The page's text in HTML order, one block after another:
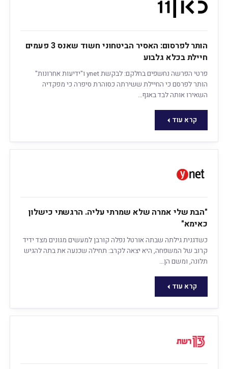
הותר לפרסום: האסיר הביטחוני חשוד שאנס 3 פעמים
חיילת בכלא גלבוע
פרטי הפרשה נחשפים בחלקם: לבקשת ynet ו"ידיעות אחרונות"
הותר לפרסם כי החיילת ששירתה כסוהרת סיפרה כי מפקדיה
השאירו אותה לבד באגף…
קרא עוד
"הבת שלי אמרה שלא שמרתי עליה. הרגשתי כישלון
כאימא"
כשדגנית גילתה שבתה אורטל נפלה קורבן למעשים מגונים מצד ידיד
קרוב של המשפחה, היא יצאה לקרב: תחילה שכנעה את בתה להגיש
תלונה, ומשם הן…
קרא עוד